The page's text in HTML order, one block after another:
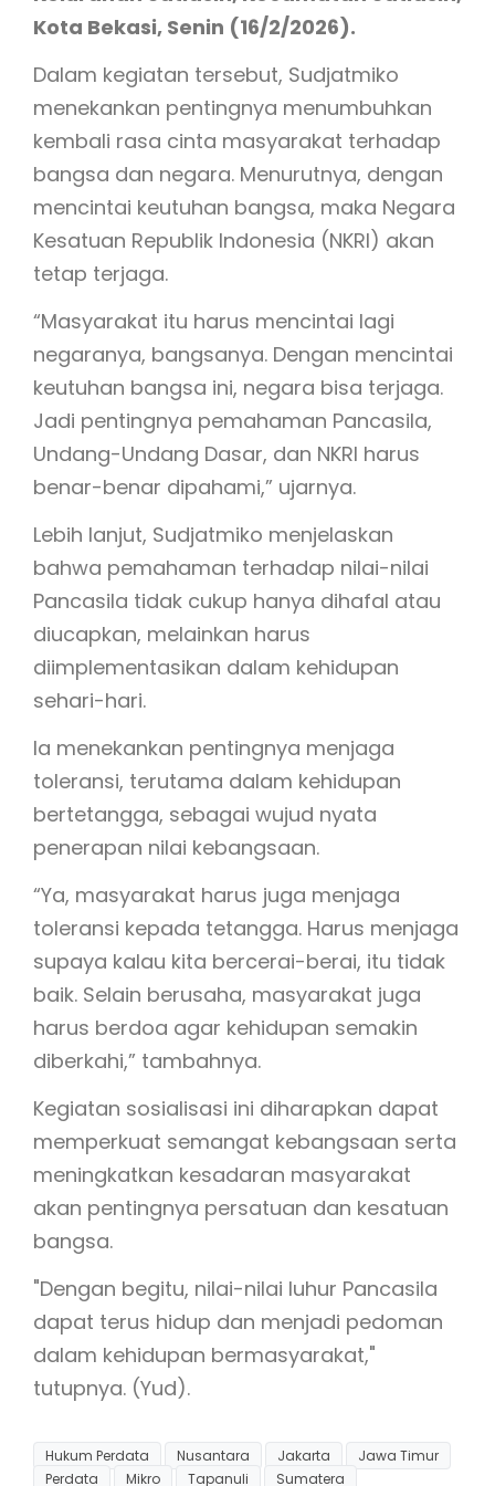
Kota Bekasi, Senin (16/2/2026).
Dalam kegiatan tersebut, Sudjatmiko
menekankan pentingnya menumbuhkan
kembali rasa cinta masyarakat terhadap
bangsa dan negara. Menurutnya, dengan
mencintai keutuhan bangsa, maka Negara
Kesatuan Republik Indonesia (NKRI) akan
tetap terjaga.
“Masyarakat itu harus mencintai lagi
negaranya, bangsanya. Dengan mencintai
keutuhan bangsa ini, negara bisa terjaga.
Jadi pentingnya pemahaman Pancasila,
Undang-Undang Dasar, dan NKRI harus
benar-benar dipahami,” ujarnya.
Lebih lanjut, Sudjatmiko menjelaskan
bahwa pemahaman terhadap nilai-nilai
Pancasila tidak cukup hanya dihafal atau
diucapkan, melainkan harus
diimplementasikan dalam kehidupan
sehari-hari.
Ia menekankan pentingnya menjaga
toleransi, terutama dalam kehidupan
bertetangga, sebagai wujud nyata
penerapan nilai kebangsaan.
“Ya, masyarakat harus juga menjaga
toleransi kepada tetangga. Harus menjaga
supaya kalau kita bercerai-berai, itu tidak
baik. Selain berusaha, masyarakat juga
harus berdoa agar kehidupan semakin
diberkahi,” tambahnya.
Kegiatan sosialisasi ini diharapkan dapat
memperkuat semangat kebangsaan serta
meningkatkan kesadaran masyarakat
akan pentingnya persatuan dan kesatuan
bangsa.
"Dengan begitu, nilai-nilai luhur Pancasila
dapat terus hidup dan menjadi pedoman
dalam kehidupan bermasyarakat,"
tutupnya. (Yud).
Hukum Perdata Nusantara Jakarta
Jawa Timur
Perdata
Mikro Tapanuli Sumatera